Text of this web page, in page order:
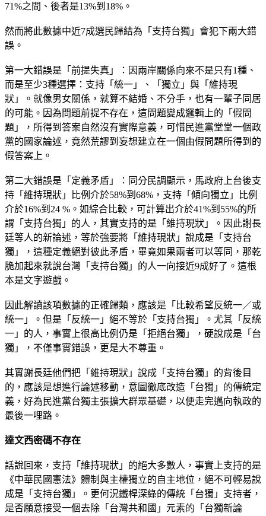
71%之間、後者是13%到18%。
然而將此數據中近7成選民歸結為「支持台獨」會犯下兩大錯
誤。
第一大錯誤是「前提失真」：因兩岸關係向來不是只有1種、
而是至少3種選擇：支持「統一」、「獨立」與「維持現
狀」。就像男女關係，就算不結婚、不分手，也有一輩子同居
的可能。因為問題前提不存在，這問題變成邏輯上的「假問
題」，所得到答案自然沒有實際意義，可惜民進黨堂堂一個政
黨的國家論述，竟然荒謬到妄想建立在一個由假問題所得到的
假答案上。
第二大錯誤是「定義矛盾」：同分民調顯示，馬政府上台後支
持「維持現狀」比例介於58%到68%，支持「傾向獨立」比例
介於16%到24 %。如綜合比較，可計算出介於41%到55%的所
謂「支持台獨」的人，其實支持的是「維持現狀」。因此謝長
廷等人的新論述，等於強要將「維持現狀」說成是「支持台
獨」，這種定義絕對彼此矛盾，畢竟如果兩者可以等同，那乾
脆加起來就說台灣「支持台獨」的人一向接近9成好了。這根
本是文字遊戲。
因此解讀該項數據的正確歸類，應該是「比較希望反統一／或
統一」。但是「反統一」絕不等於「支持台獨」。尤其「反統
一」的人，事實上很高比例仍是「拒絕台獨」，硬說成是「台
獨」，不僅事實錯誤，更是大不尊重。
其實謝長廷他們把「維持現狀」說成「支持台獨」的背後目
的，應該是想進行論述移動，意圖徹底改造「台獨」的傳統定
義，好為民進黨台獨主張擴大群眾基礎，以便走完邁向執政的
最後一哩路。
達文西密碼不存在
話說回來，支持「維持現狀」的絕大多數人，事實上支持的是
《中華民國憲法》體制與主權獨立的自主地位，絕不可輕易說
成是「支持台獨」。更何況鐵桿深綠的傳統「台獨」支持者，
是否願意接受一個去除「台灣共和國」元素的「台獨新論